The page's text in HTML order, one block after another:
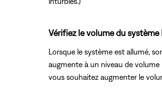
Vérifiez le volume du système
Lorsque le système est allumé,
augmente à un niveau de volume
vous souhaitez augmenter le